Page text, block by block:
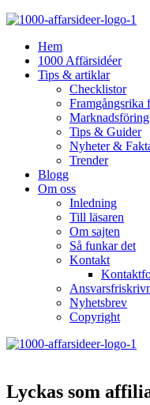
Hem
1000 Affärsidéer
Tips & artiklar
Checklistor
Framgångsrika
Marknadsföring
Tips & Guider
Nyheter &
Trender
Blogg
Om oss
Inledning
Till läsaren
Om sajten
Så funkar det
Kontakt
Nyhetsbrev
Copyright
Lyckas som